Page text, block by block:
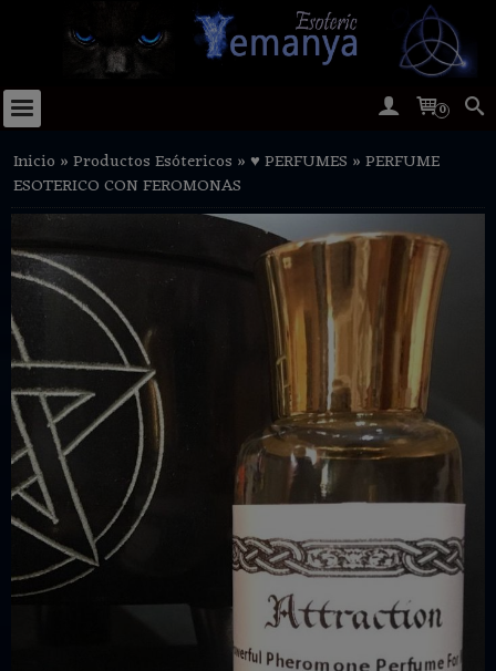
0
Inicio »Productos Esótericos »♥ PERFUMES »PERFUME
ESOTERICO CON FEROMONAS